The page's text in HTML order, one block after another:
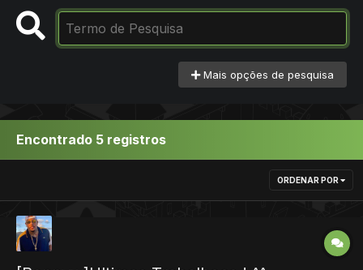
Mais opções de pesquisa
Encontrado 5 registros
ORDENAR POR